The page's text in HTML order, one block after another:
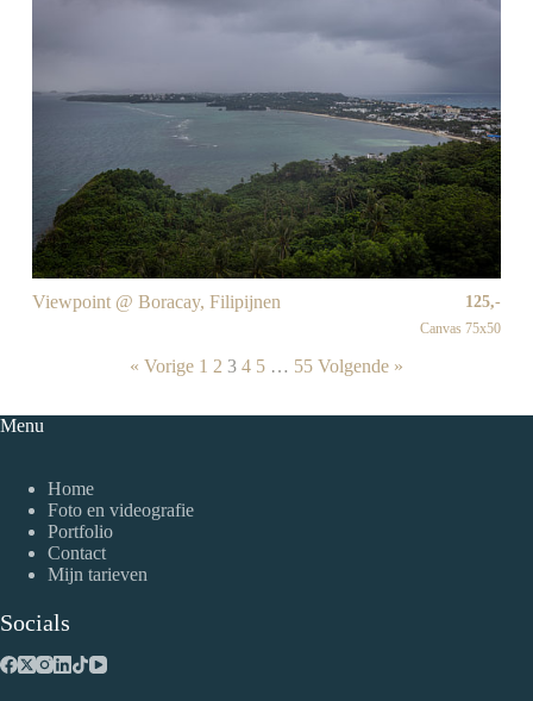
Viewpoint @ Boracay, Filipijnen 125,-
Canvas 75x50
« Vorige 1 2 3 4 5 … 55 Volgende »
Menu
Home
Foto en videografie
Portfolio
Contact
Mijn tarieven
Socials